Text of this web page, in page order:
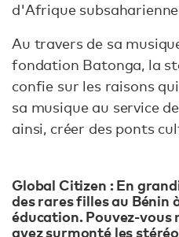
d'Afrique
Au travers de sa
fondation Batonga, la
confie sur les raisons
sa musique au service
ainsi, créer des ponts
Global Citizen : En
des rares filles au Bénin
éducation. Pouvez-vous
avez surmonté les